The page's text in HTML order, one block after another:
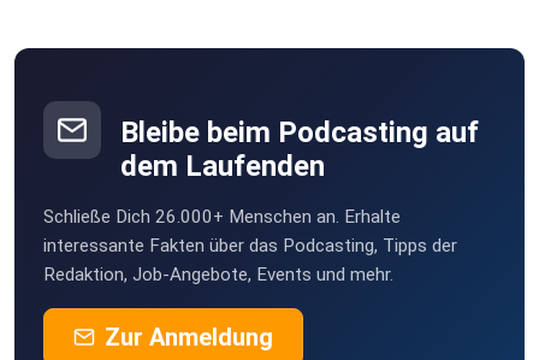
Bleibe beim Podcasting auf
dem Laufenden
Schließe Dich 26.000+ Menschen an. Erhalte
interessante Fakten über das Podcasting, Tipps der
Redaktion, Job-Angebote, Events und mehr.
Zur Anmeldung